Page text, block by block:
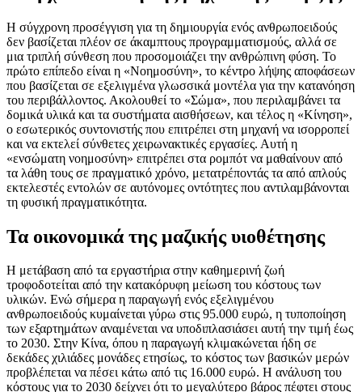
Η σύγχρονη προσέγγιση για τη δημιουργία ενός ανθρωποειδούς
δεν βασίζεται πλέον σε άκαμπτους προγραμματισμούς, αλλά σε
μια τριπλή σύνθεση που προσομοιάζει την ανθρώπινη φύση. Το
πρώτο επίπεδο είναι η «Νοημοσύνη», το κέντρο λήψης αποφάσεων
που βασίζεται σε εξελιγμένα γλωσσικά μοντέλα για την κατανόηση
του περιβάλλοντος. Ακολουθεί το «Σώμα», που περιλαμβάνει τα
δομικά υλικά και τα συστήματα αισθήσεων, και τέλος η «Κίνηση»,
ο εσωτερικός συντονιστής που επιτρέπει στη μηχανή να ισορροπεί
και να εκτελεί σύνθετες χειρωνακτικές εργασίες. Αυτή η
«ενσώματη νοημοσύνη» επιτρέπει στα ρομπότ να μαθαίνουν από
τα λάθη τους σε πραγματικό χρόνο, μετατρέποντάς τα από απλούς
εκτελεστές εντολών σε αυτόνομες οντότητες που αντιλαμβάνονται
τη φυσική πραγματικότητα.
Τα οικονομικά της μαζικής υιοθέτησης
Η μετάβαση από τα εργαστήρια στην καθημερινή ζωή
τροφοδοτείται από την κατακόρυφη μείωση του κόστους των
υλικών. Ενώ σήμερα η παραγωγή ενός εξελιγμένου
ανθρωποειδούς κυμαίνεται γύρω στις 95.000 ευρώ, η τυποποίηση
των εξαρτημάτων αναμένεται να υποδιπλασιάσει αυτή την τιμή έως
το 2030. Στην Κίνα, όπου η παραγωγή κλιμακώνεται ήδη σε
δεκάδες χιλιάδες μονάδες ετησίως, το κόστος των βασικών μερών
προβλέπεται να πέσει κάτω από τις 16.000 ευρώ. Η ανάλυση του
κόστους για το 2030 δείχνει ότι το μεγαλύτερο βάρος πέφτει στους